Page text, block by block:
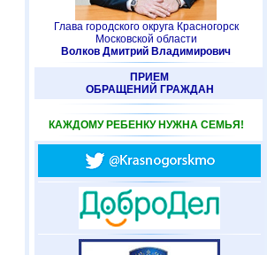
Глава городского округа Красногорск
Московской области
Волков Дмитрий Владимирович
ПРИЕМ
ОБРАЩЕНИЙ ГРАЖДАН
КАЖДОМУ РЕБЕНКУ НУЖНА СЕМЬЯ!